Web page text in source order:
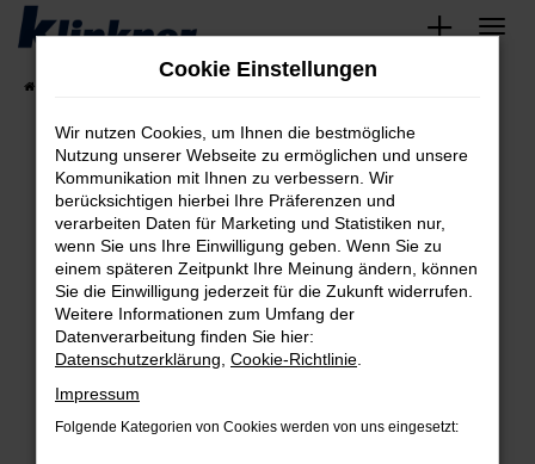
Zum
springen
Fehler: Network Error
Beim Laden ist ein Fehler aufgetreten.
Hier sind ein paar Tipps, die dir helfen können:
Überprüfe deine Firewall und deine
Internetverbindung.
Laden andere Webseiten, zum Beispiel deine
Suchmaschine?
Prüfe deine Browsererweiterungen.
Cookie Einstellungen
Wir nutzen Cookies, um Ihnen die bestmögliche
Nutzung unserer Webseite zu ermöglichen und unsere
Kommunikation mit Ihnen zu verbessern. Wir
berücksichtigen hierbei Ihre Präferenzen und
verarbeiten Daten für Marketing und Statistiken nur,
wenn Sie uns Ihre Einwilligung geben. Wenn Sie zu
einem späteren Zeitpunkt Ihre Meinung ändern, können
Sie die Einwilligung jederzeit für die Zukunft widerrufen.
Weitere Informationen zum Umfang der
Datenverarbeitung finden Sie hier:
Datenschutzerklärung Cookie-Richtlinie
Impressum
Folgende Kategorien von Cookies werden von uns eingesetzt: